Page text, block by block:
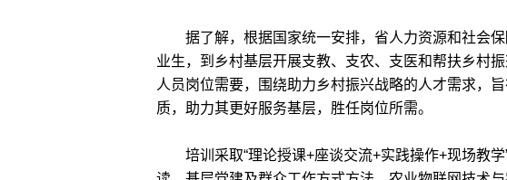
据了解，根据国家统一安排，省人力资源和社会保
业生，到乡村基层开展支教、支农、支医和帮扶乡村
人员岗位需要，围绕助力乡村振兴战略的人才需求，
质，助力其更好服务基层，胜任岗位所需。
培训采取“理论授课+座谈交流+实践操作+现场教学